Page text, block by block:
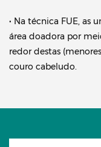
• Na técnica FUE, as
área doadora por
redor destas
couro cabeludo.